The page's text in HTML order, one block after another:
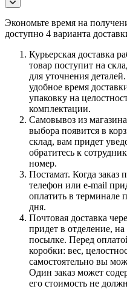
Экономьте время на
доступно 4 варианта
Курьерская доставка
товар поступит на
для уточнения
удобное время
упаковку на
комплектации.
Самовывоз из
выбора появится в
склад, вам придет
обратитесь к
номер.
Постамат. Когда заказ
телефон или e-mail
оплатить в терминале
дня.
Почтовая доставка
придет в отделение,
посылке. Перед
коробки: вес,
самостоятельно вы
Один заказ может
его стоимость не